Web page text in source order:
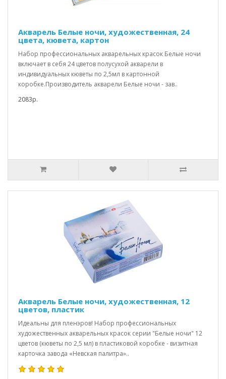
Акварель Белые ночи, художественная, 24
цвета, кювета, картон
Набор профессиональных акварельных красок Белые ночи
включает в себя 24 цветов полусухой акварели в
индивидуальных кюветы по 2,5мл в картонной
коробке.Производитель акварели Белые ночи - зав..
2083р.
Акварель Белые ночи, художественная, 12
цветов, пластик
Идеальны для пленэров! Набор профессиональных
художественных акварельных красок серии "Белые ночи" 12
цветов (кюветы по 2,5 мл) в пластиковой коробке - визитная
карточка завода «Невская палитра»..